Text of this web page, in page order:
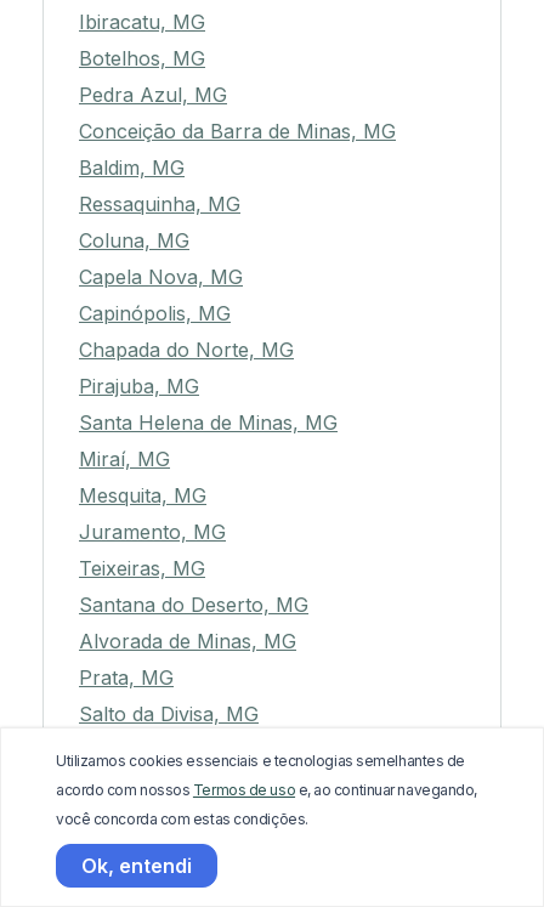
Ibiracatu, MG
Botelhos, MG
Pedra Azul, MG
Conceição da Barra de Minas, MG
Baldim, MG
Ressaquinha, MG
Coluna, MG
Capela Nova, MG
Capinópolis, MG
Chapada do Norte, MG
Pirajuba, MG
Santa Helena de Minas, MG
Miraí, MG
Mesquita, MG
Juramento, MG
Teixeiras, MG
Santana do Deserto, MG
Alvorada de Minas, MG
Prata, MG
Salto da Divisa, MG
Itapagipe, MG
Divinópolis, MG
São João do Pacuí, MG
São Sebastião da Vargem Alegre, MG
Utilizamos cookies essenciais e tecnologias semelhantes de
acordo com nossos Termos de uso e, ao continuar navegando,
você concorda com estas condições.
Ok, entendi